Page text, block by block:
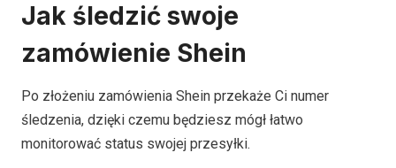
Jak śledzić swoje
zamówienie Shein
Po złożeniu zamówienia Shein przekaże Ci numer
śledzenia, dzięki czemu będziesz mógł łatwo
monitorować status swojej przesyłki.